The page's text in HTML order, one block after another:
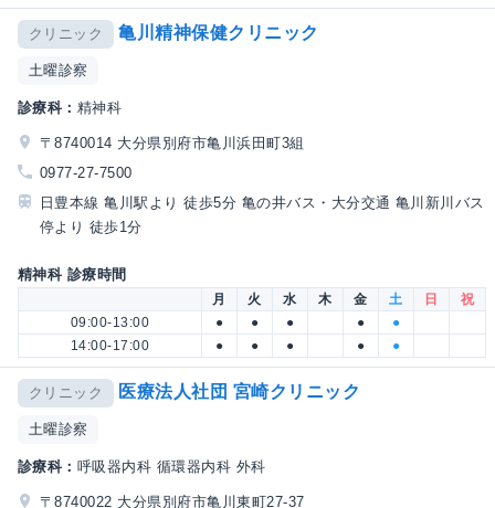
クリニック 亀川精神保健クリニック
土曜診察
診療科： 精神科
〒8740014 大分県別府市亀川浜田町3組
0977-27-7500
日豊本線 亀川駅より 徒歩5分 亀の井バス・大分交通 亀川新川バス
停より 徒歩1分
精神科 診療時間
月 火 水 木 金 土 日
祝
09:00-13:00
● ● ● ●
●
14:00-17:00
● ● ● ● ●
クリニック 医療法人社団 宮崎クリニック
土曜診察
診療科： 呼吸器内科 循環器内科 外科
〒8740022 大分県別府市亀川東町27-37